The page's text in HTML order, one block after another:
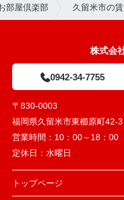
部屋倶楽部 久留米市の
株式会
0942-34-7755
〒830-0003
福岡県久留米市東櫛原町42-
営業時間： 10：00～18：00
定休日： 水曜日
トップページ